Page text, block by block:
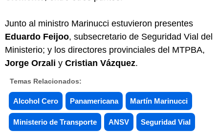
Junto al ministro Marinucci estuvieron presentes
Eduardo Feijoo, subsecretario de Seguridad Vial del
Ministerio; y los directores provinciales del MTPBA,
Jorge Orzali y Cristian Vázquez.
Temas Relacionados:
Alcohol Cero Panamericana Martín Marinucci
Ministerio de Transporte ANSV Seguridad Vial